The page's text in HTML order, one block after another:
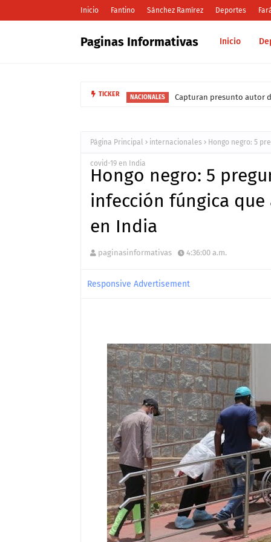
Inicio Fantino Sánchez Ramírez Deportes
Paginas Informativas Inicio
TICKER NACIONALES Capturan presunto autor
Página Principal internacionales Hongo negro: 5
covid-19 en India
Hongo negro: 5
infección fúngica que
en India
paginasinformativas 4:36:00 a.m.
Responsive Advertisement